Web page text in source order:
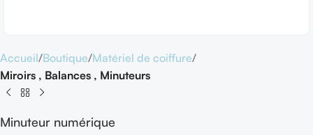
Accueil Boutique Matériel de coiffure
Miroirs , Balances , Minuteurs
Minuteur numérique